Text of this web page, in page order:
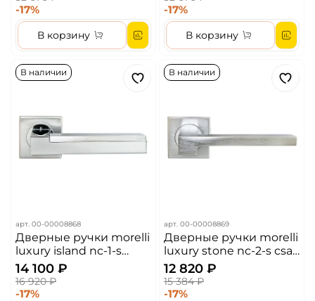
-17%
В корзину
-17%
В корзину
В наличии
арт. 00-00008868
Дверные ручки morelli
luxury island nc-1-s
csa/cro цвет -
матовыйхром/хром
14 100 ₽
16 920 ₽
-17%
В наличии
арт. 00-00008869
Дверные ручки morelli
luxury stone nc-2-s csa
цвет - матовыйхром
12 820 ₽
15 384 ₽
-17%